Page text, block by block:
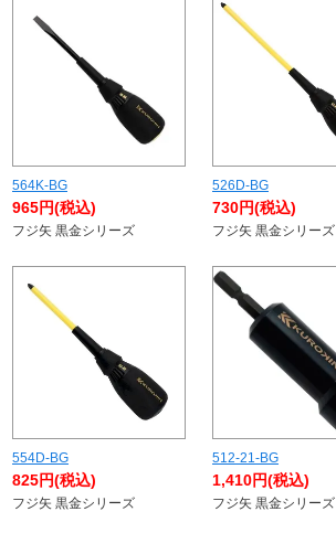
564K-BG
965円(税込)
フジ矢 黒金シリーズ
526D-BG
730円(税込)
フジ矢 黒金シリーズ
554D-BG
825円(税込)
フジ矢 黒金シリーズ
512-21-BG
1,410円(税込)
フジ矢 黒金シリーズ